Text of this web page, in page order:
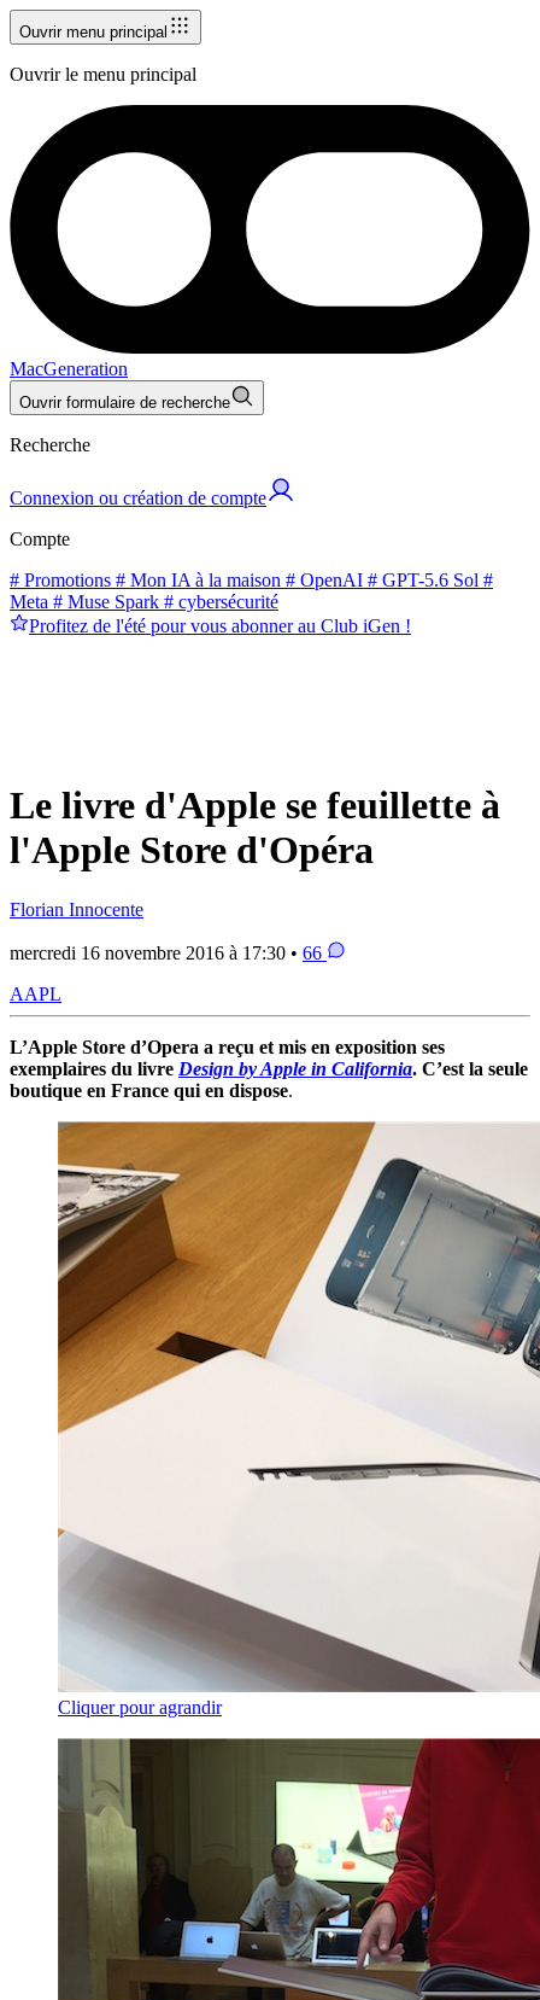
Ouvrir menu principal
Ouvrir le menu principal
MacGeneration
Ouvrir formulaire de recherche
Recherche
Connexion ou création de compte
Compte
# Promotions # Mon IA à la maison # OpenAI # GPT-5.6 Sol #
Meta # Muse Spark # cybersécurité
Profitez de l'été pour vous abonner au Club iGen !
Le livre d'Apple se feuillette à
l'Apple Store d'Opéra
Florian Innocente
mercredi 16 novembre 2016 à 17:30 • 66
AAPL
L’Apple Store d’Opera a reçu et mis en exposition ses
exemplaires du livre Design by Apple in California. C’est la seule
boutique en France qui en dispose.
Cliquer pour agrandir